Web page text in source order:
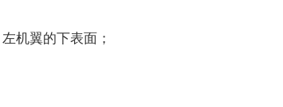
机翼的下表面；